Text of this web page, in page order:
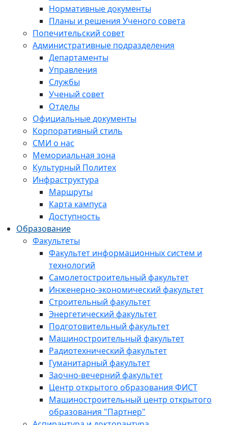
Нормативные документы
Планы и решения Ученого совета
Попечительский совет
Административные подразделения
Департаменты
Управления
Службы
Ученый совет
Отделы
Официальные документы
Корпоративный стиль
СМИ о нас
Мемориальная зона
Культурный Политех
Инфраструктура
Маршруты
Карта кампуса
Доступность
Образование
Факультеты
Факультет информационных систем и
технологий
Самолетостроительный факультет
Инженерно-экономический факультет
Строительный факультет
Энергетический факультет
Подготовительный факультет
Машиностроительный факультет
Радиотехнический факультет
Гуманитарный факультет
Заочно-вечерний факультет
Центр открытого образования ФИСТ
Машиностроительный центр открытого
образования "Партнер"